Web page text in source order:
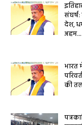
देश,
अहम...
भारत
की